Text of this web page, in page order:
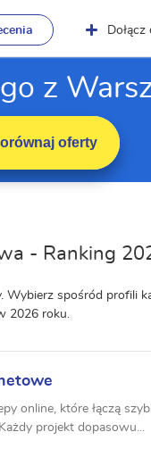
z
oferty
- Ranking
Wybierz spośród profili
2026 roku.
online, które łączą
projekt dopasowu...